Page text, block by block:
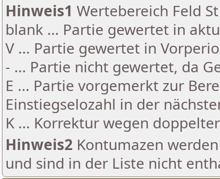
Hinweis1 Wertebereich Feld
blank ... Partie gewertet in
V ... Partie gewertet in
- ... Partie nicht gewertet, da
E ... Partie vorgemerkt zur
Einstiegselozahl in der
K ... Korrektur wegen
Hinweis2 Kontumazen
und sind in der Liste nicht